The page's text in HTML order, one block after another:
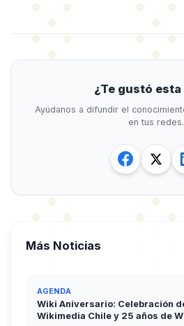
¿Te gustó
Ayúdanos a difundir el
en tus redes.
Más Noticias
AGENDA
Wiki Aniversario: Celebración
Wikimedia Chile y 25 años de